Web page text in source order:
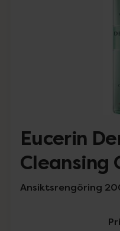
Eucerin
Cleansing
Ansiktsrengöring